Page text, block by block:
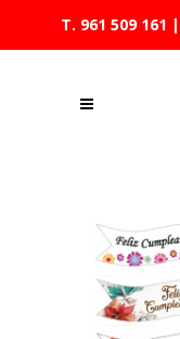
T. 961 509 161